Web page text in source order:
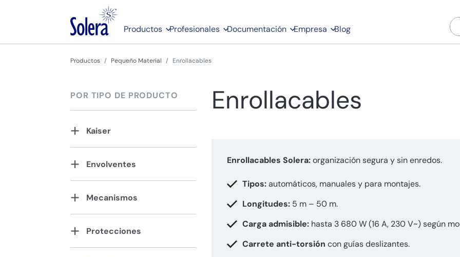
Productos Profesionales Documentación Empresa Blog
Productos Pequeño Material Enrollacables
POR TIPO DE PRODUCTO
Kaiser
Envolventes
Mecanismos
Protecciones
Enrollacables
Enrollacables Solera:organización segura y sin enredos.
Tipos:automáticos, manuales y para montajes.
Longitudes: 5 m – 50 m.
Carga admisible: hasta 3 680 W (16 A, 230 V~) según
Carrete anti-torsión con guías deslizantes.